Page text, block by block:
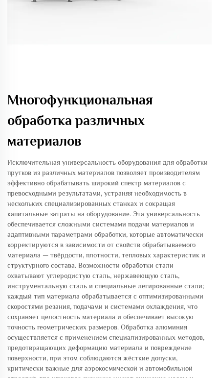
Многофункциональная
обработка различных
материалов
Исключительная универсальность оборудования для обработки
прутков из различных материалов позволяет производителям
эффективно обрабатывать широкий спектр материалов с
превосходными результатами, устраняя необходимость в
нескольких специализированных станках и сокращая
капитальные затраты на оборудование. Эта универсальность
обеспечивается сложными системами подачи материалов и
адаптивными параметрами обработки, которые автоматически
корректируются в зависимости от свойств обрабатываемого
материала — твёрдости, плотности, тепловых характеристик и
структурного состава. Возможности обработки стали
охватывают углеродистую сталь, нержавеющую сталь,
инструментальную сталь и специальные легированные стали;
каждый тип материала обрабатывается с оптимизированными
скоростями резания, подачами и системами охлаждения, что
сохраняет целостность материала и обеспечивает высокую
точность геометрических размеров. Обработка алюминия
осуществляется с применением специализированных методов,
предотвращающих деформацию материала и повреждение
поверхности, при этом соблюдаются жёсткие допуски,
критически важные для аэрокосмической и автомобильной